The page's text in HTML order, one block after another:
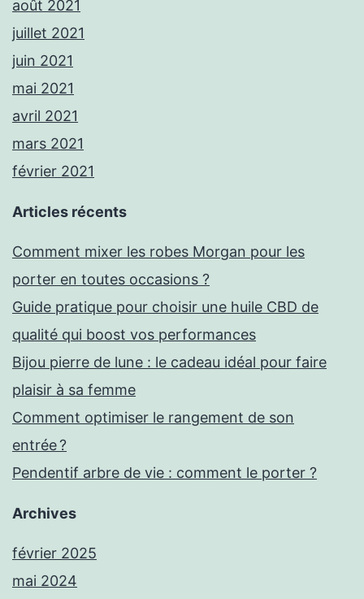
août 2021
juillet 2021
juin 2021
mai 2021
avril 2021
mars 2021
février 2021
Articles récents
Comment mixer les robes Morgan pour les
porter en toutes occasions ?
Guide pratique pour choisir une huile CBD de
qualité qui boost vos performances
Bijou pierre de lune : le cadeau idéal pour faire
plaisir à sa femme
Comment optimiser le rangement de son
entrée ?
Pendentif arbre de vie : comment le porter ?
Archives
février 2025
mai 2024